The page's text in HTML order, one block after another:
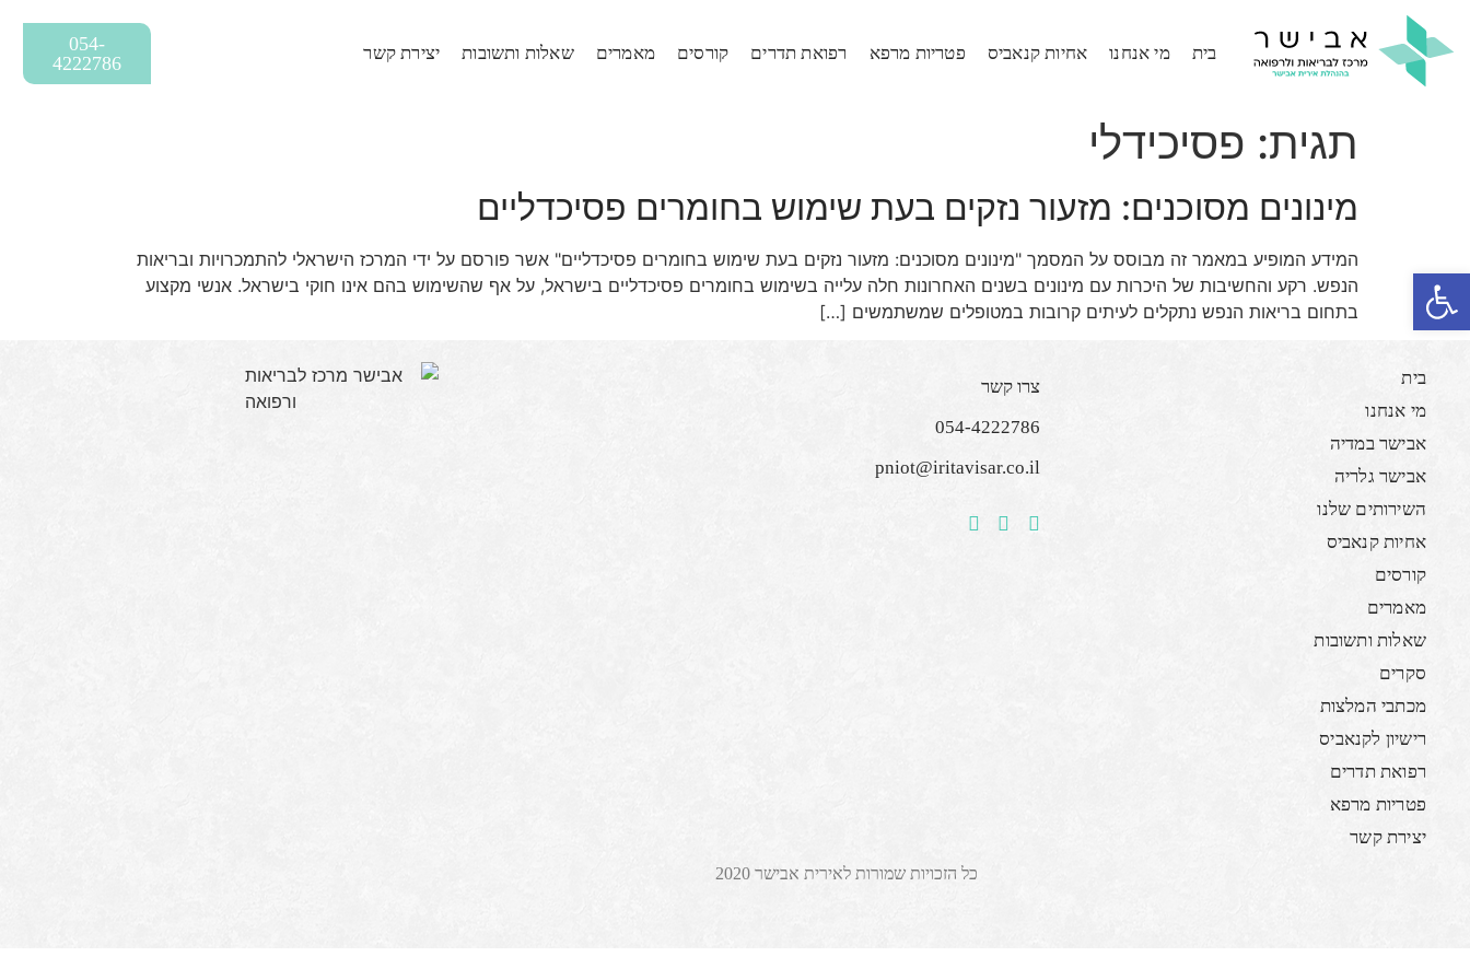
בית מי אנחנו אחיות קנאביס פטריות מרפא רפואת תדרים קורסים מאמרים שאלות ותשובות יצירת קשר
054-
4222786
תגית: פסיכידלי
מינונים מסוכנים: מזעור נזקים בעת שימוש בחומרים פסיכדליים
המידע המופיע במאמר זה מבוסס על המסמך "מינונים מסוכנים: מזעור נזקים בעת שימוש בחומרים פסיכדליים" אשר פורסם על ידי המרכז הישראלי להתמכרויות ובריאות
הנפש. רקע והחשיבות של היכרות עם מינונים בשנים האחרונות חלה עלייה בשימוש בחומרים פסיכדליים בישראל, על אף שהשימוש בהם אינו חוקי בישראל. אנשי מקצוע
בתחום בריאות הנפש נתקלים לעיתים קרובות במטופלים שמשתמשים […]
בית
מי אנחנו
אבישר במדיה
אבישר גלריה
השירותים שלנו
אחיות קנאביס
קורסים
מאמרים
שאלות ותשובות
סקרים
מכתבי המלצות
רישיון לקנאביס
רפואת תדרים
פטריות מרפא
יצירת קשר
צרו קשר
054-4222786
pniot@iritavisar.co.il
כל הזכויות שמורות לאירית אבישר 2020
פתח סרגל נגישות